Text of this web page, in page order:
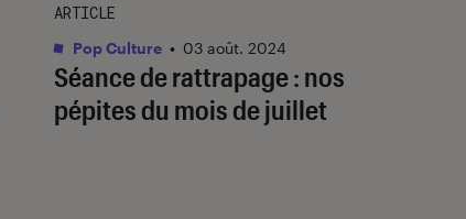
Séance de rattrapage : nos
pépites du mois de juillet
ARTICLE
Pop Culture • 03 août. 2024